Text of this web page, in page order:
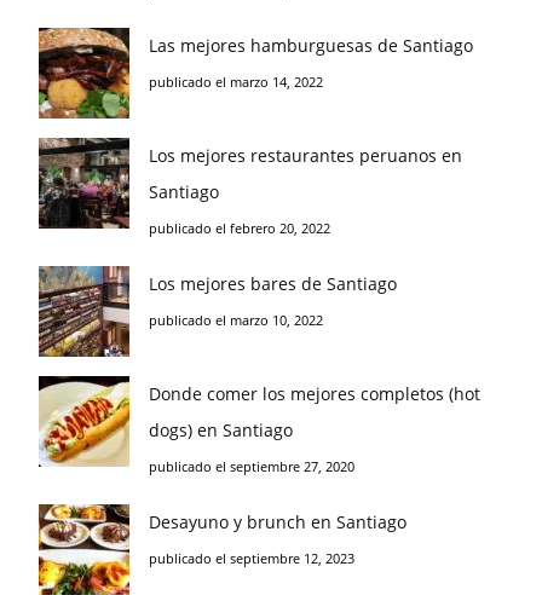
Las mejores hamburguesas de Santiago
publicado el marzo 14, 2022
Los mejores restaurantes peruanos en
Santiago
publicado el febrero 20, 2022
Los mejores bares de Santiago
publicado el marzo 10, 2022
Donde comer los mejores completos (hot
dogs) en Santiago
publicado el septiembre 27, 2020
Desayuno y brunch en Santiago
publicado el septiembre 12, 2023